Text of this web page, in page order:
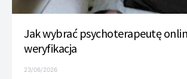
Jak wybrać psychoterapeutę
weryfikacja
23/06/2026